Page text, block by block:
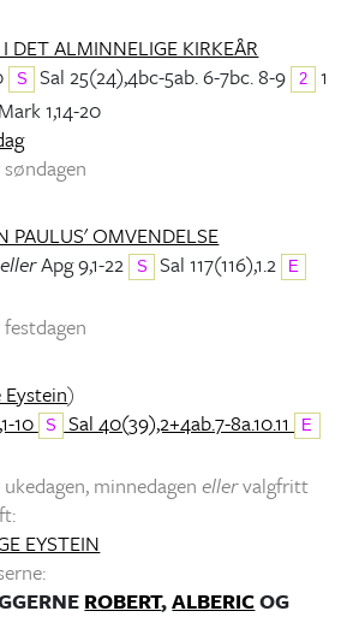
DET ALMINNELIGE KIRKEÅR
S Sal 25(24),4bc-5ab. 6-7bc. 8-9 2
1
Mark 1,14-20
PAULUS' OMVENDELSE
ellerApg 9,1-22 S Sal 117(116),1.2 E
Eystein)
10 S Sal 40(39),2+4ab.7-8a.10.11 E
minnedagen ellervalgfritt
EYSTEIN
ROBERT,ALBERICOG